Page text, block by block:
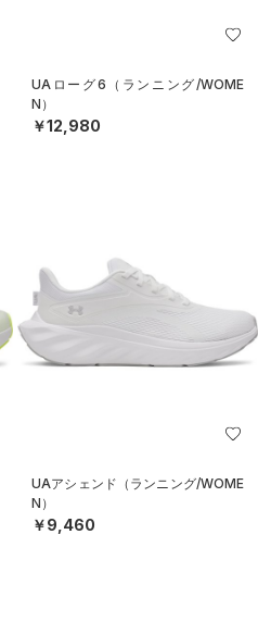
UAローグ6（ランニング/WOME
N）
￥12,980
UAアシェンド（ランニング/WOME
N）
￥9,460